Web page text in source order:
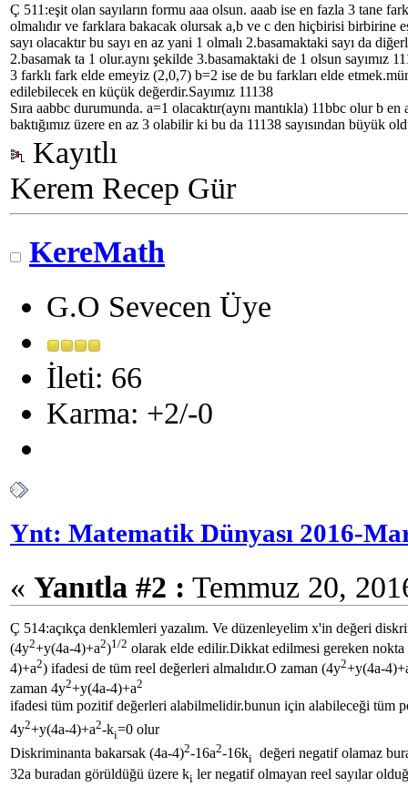
Ç 511:eşit olan sayıların formu aaa olsun. aaab ise en fazla 3 tane
olmalıdır ve farklara bakacak olursak a,b ve c den hiçbirisi birbirine
sayı olacaktır bu sayı en az yani 1 olmalı 2.basamaktaki sayı da
2.basamak ta 1 olur.aynı şekilde 3.basamaktaki de 1 olsun sayımız
3 farklı fark elde emeyiz (2,0,7) b=2 ise de bu farkları elde
edilebilecek en küçük değerdir.Sayımız 11138
Sıra aabbc durumunda. a=1 olacaktır(aynı mantıkla) 11bbc olur b
baktığımız üzere en az 3 olabilir ki bu da 11138 sayısından büyük
Kayıtlı
Kerem Recep Gür
KereMath
G.O Sevecen Üye
İleti: 66
Karma: +2/-0
Ynt: Matematik Dünyası 2016-
« Yanıtla #2 : Temmuz 20,
Ç 514:açıkça denklemleri yazalım. Ve düzenleyelim x'in değeri
(4y2+y(4a-4)+a2)1/2 olarak elde edilir.Dikkat edilmesi gereken
4)+a2) ifadesi de tüm reel değerleri almalıdır.O zaman (4y2+y(4a-
zaman 4y2+y(4a-4)+a2
ifadesi tüm pozitif değerleri alabilmelidir.bunun için alabileceği tüm
4y2+y(4a-4)+a2-ki=0 olur
Diskriminanta bakarsak (4a-4)2-16a2-16ki değeri negatif olamaz
32a buradan görüldüğü üzere ki ler negatif olmayan reel sayılar